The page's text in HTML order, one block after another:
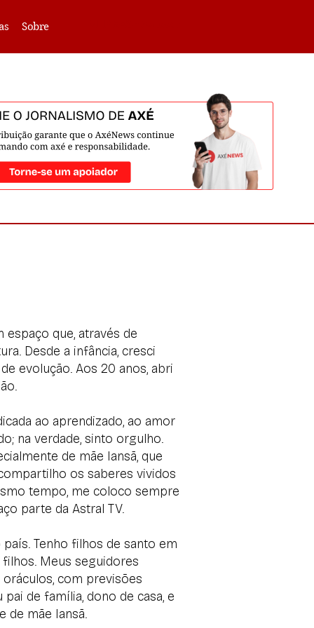
Sobre
espaço que, através de
Desde a infância, cresci
evolução. Aos 20 anos, abri
ao aprendizado, ao amor
na verdade, sinto orgulho.
de mãe Iansã, que
os saberes vividos
tempo, me coloco sempre
parte da Astral TV.
Tenho filhos de santo em
Meus seguidores
oráculos, com previsões
de família, dono de casa, e
de mãe Iansã.